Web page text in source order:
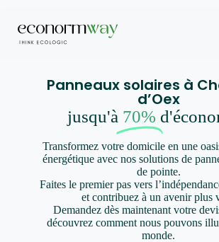
Panneaux solaires à
d’Oex
jusqu'à 70%
Transformez votre domicile en une
énergétique avec nos solutions de
de pointe.
Faites le premier pas vers
et contribuez à un avenir plus
Demandez dès maintenant votre
découvrez comment nous pouvons
monde.